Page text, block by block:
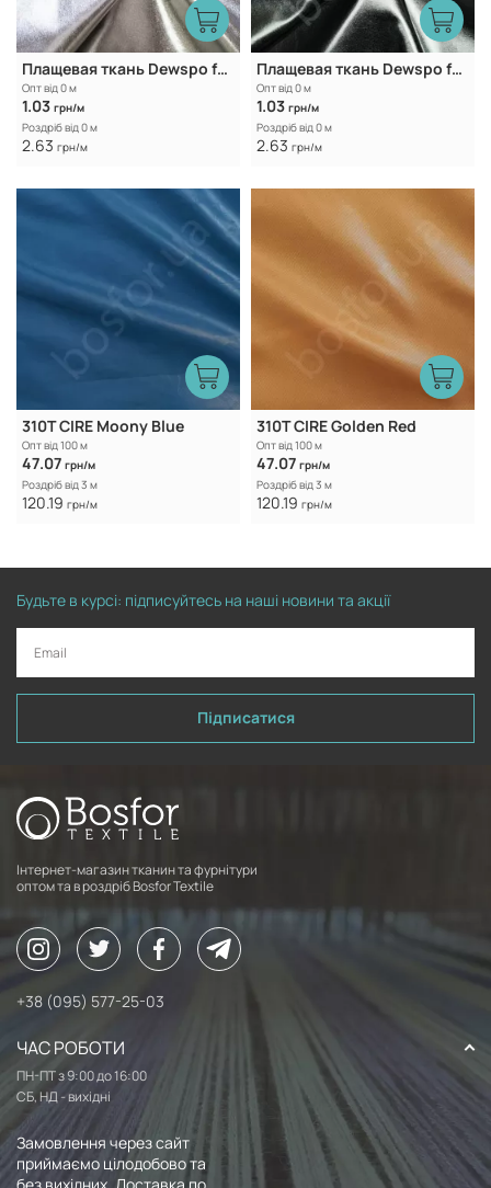
Плащевая ткань Dewspo foil WR Light silver
Опт від 0 м
1.03 грн/м
Роздріб від 0 м
2.63 грн/м
Плащевая ткань Dewspo foil WR Dark silver
Опт від 0 м
1.03 грн/м
Роздріб від 0 м
2.63 грн/м
310T CIRE Moony Blue
Опт від 100 м
47.07 грн/м
Роздріб від 3 м
120.19 грн/м
310T CIRE Golden Red
Опт від 100 м
47.07 грн/м
Роздріб від 3 м
120.19 грн/м
Будьте в курсі: підписуйтесь на наші новини та акції
Підписатися
Інтернет-магазин тканин та фурнітури
оптом та в роздріб Bosfor Textile
+38 (095) 577-25-03
ЧАС РОБОТИ
ПН-ПТ з 9:00 до 16:00
СБ, НД - вихідні
Замовлення через сайт
приймаємо цілодобово та
без вихідних. Доставка по